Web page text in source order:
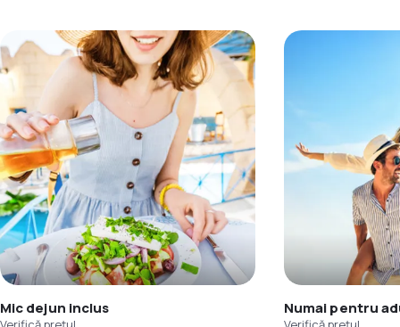
Mic dejun inclus Numai pentru